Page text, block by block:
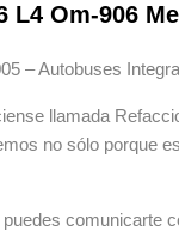
L4 Om-906
– Autobuses
llamada
no sólo porque
comunicarte